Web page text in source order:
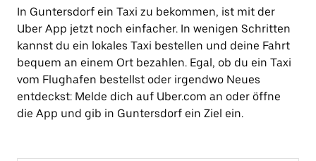
In Guntersdorf ein Taxi zu bekommen, ist mit der
Uber App jetzt noch einfacher. In wenigen Schritten
kannst du ein lokales Taxi bestellen und deine Fahrt
bequem an einem Ort bezahlen. Egal, ob du ein Taxi
vom Flughafen bestellst oder irgendwo Neues
entdeckst: Melde dich auf Uber.com an oder öffne
die App und gib in Guntersdorf ein Ziel ein.